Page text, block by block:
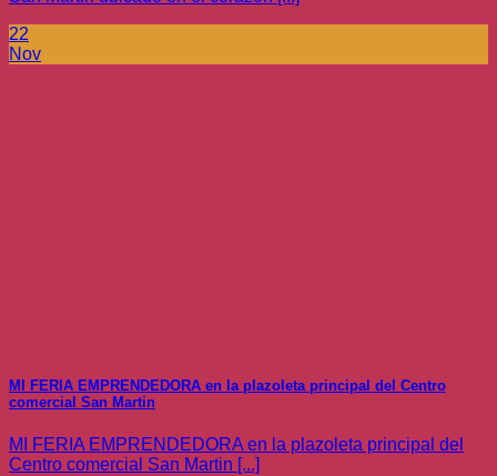
22
Nov
MI FERIA EMPRENDEDORA en la plazoleta principal del Centro
comercial San Martin
MI FERIA EMPRENDEDORA en la plazoleta principal del
Centro comercial San Martin [...]